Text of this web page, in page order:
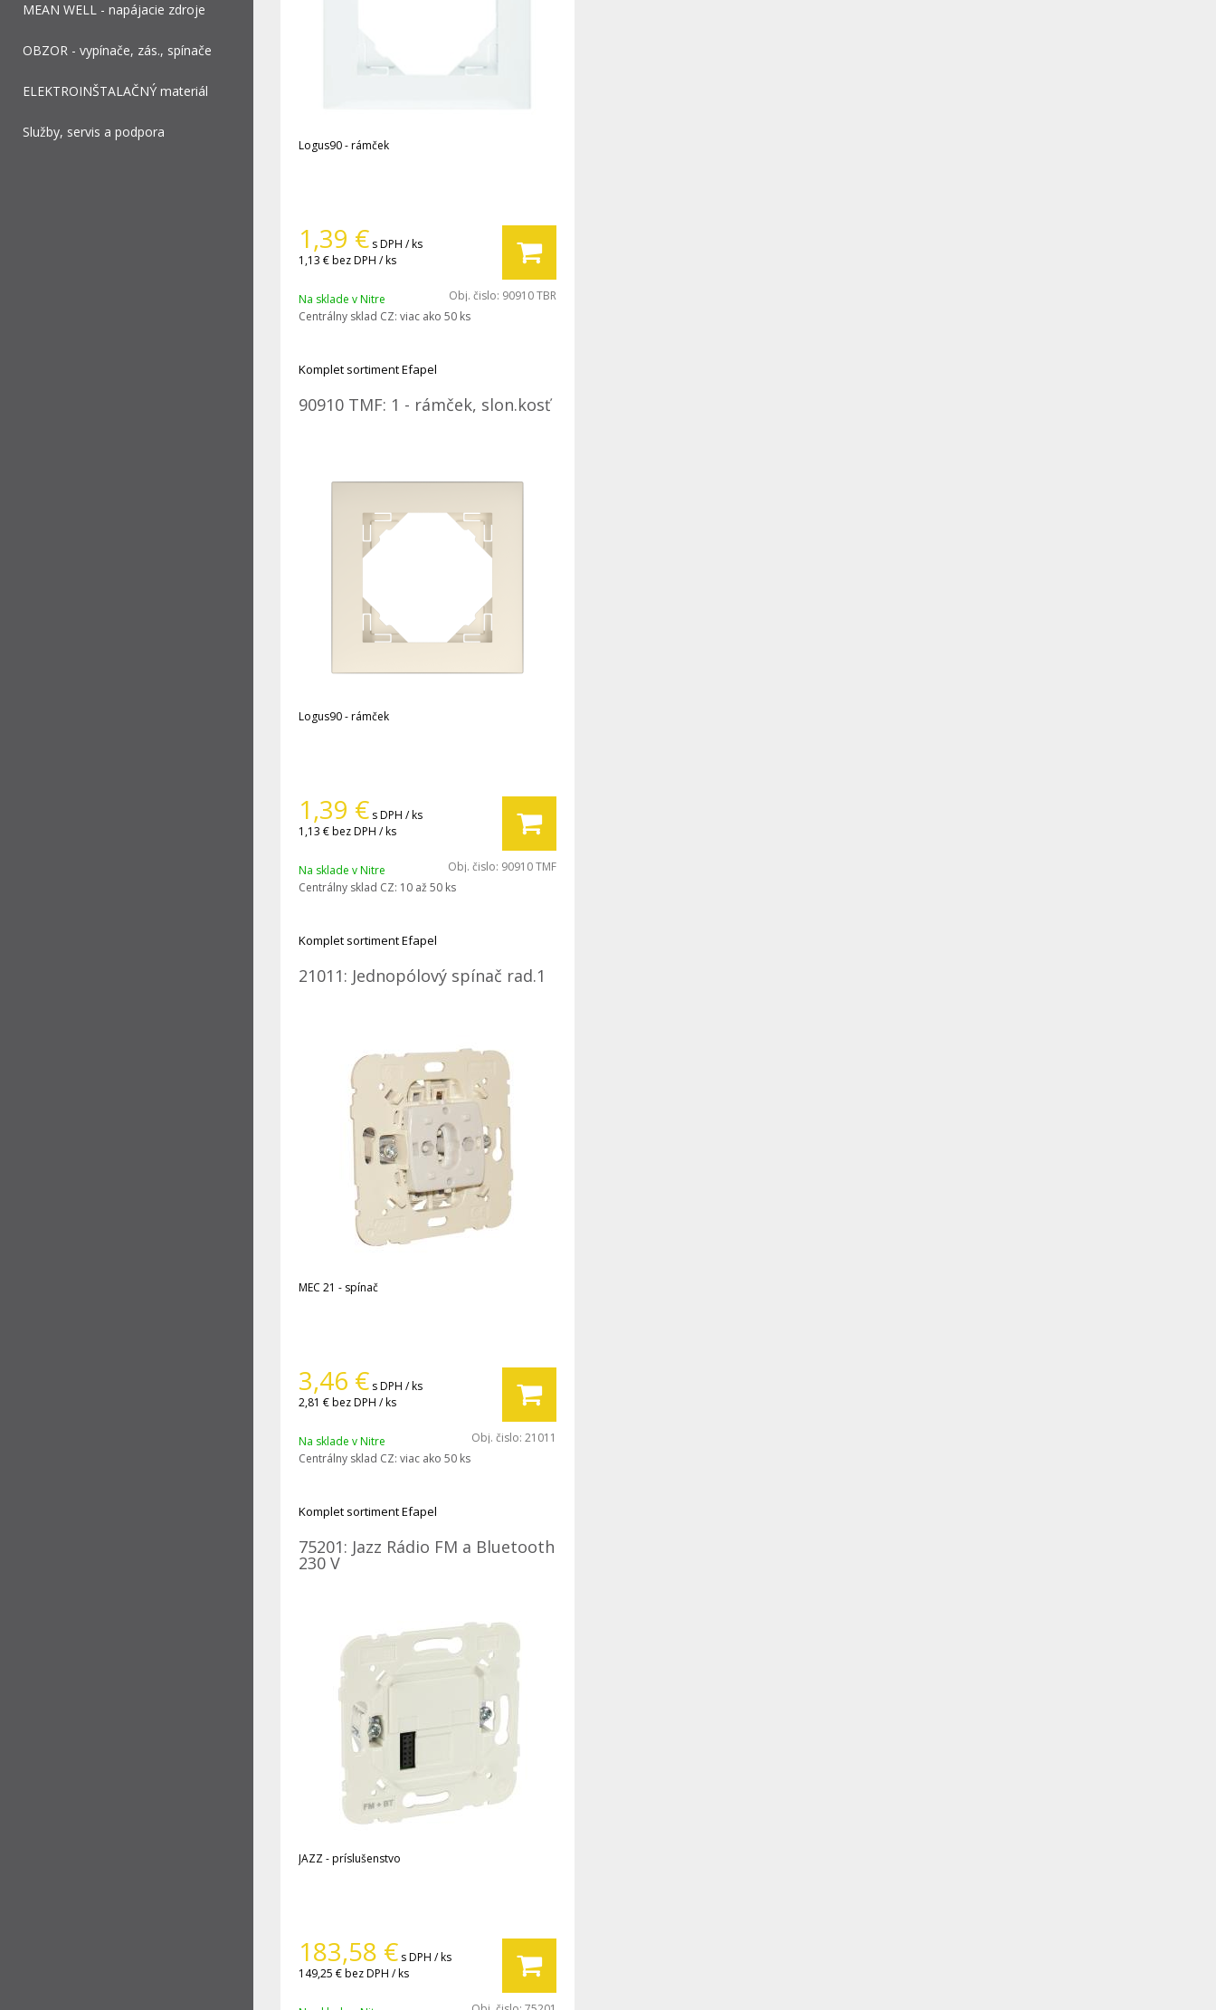
MEAN WELL - napájacie zdroje
OBZOR - vypínače, zás., spínače
ELEKTROINŠTALAČNÝ materiál
Služby, servis a podpora
Logus90 - rámček
1,39 € s DPH / ks
1,13 €bez DPH / ks
Na sklade v Nitre Obj. čislo: 90910 TBR
Centrálny sklad CZ: viac ako 50 ks
Komplet sortiment Efapel
90910 TMF: 1 - rámček, slon.kosť
Logus90 - rámček
1,39 € s DPH / ks
1,13 €bez DPH / ks
Na sklade v Nitre Obj. čislo: 90910 TMF
Centrálny sklad CZ: 10 až 50 ks
Komplet sortiment Efapel
21011: Jednopólový spínač rad.1
MEC 21 - spínač
3,46 € s DPH / ks
2,81 €bez DPH / ks
Na sklade v Nitre Obj. čislo: 21011
Centrálny sklad CZ: viac ako 50 ks
Komplet sortiment Efapel
75201: Jazz Rádio FM a Bluetooth
230 V
JAZZ - príslušenstvo
183,58 € s DPH / ks
149,25 €bez DPH / ks